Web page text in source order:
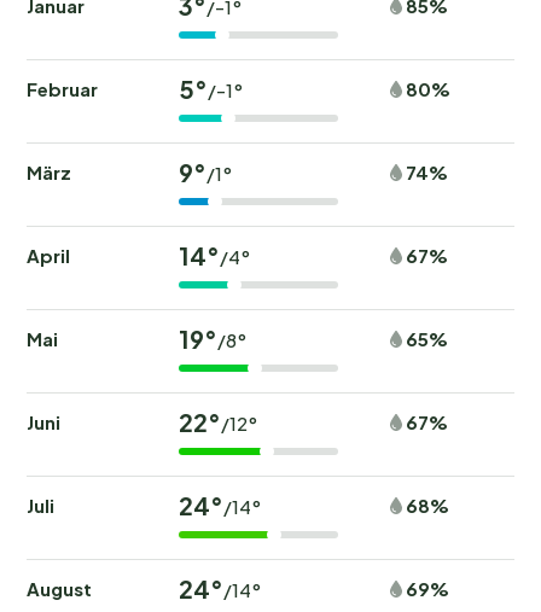
Januar /-1° 85%
Februar 5°/-1° 80%
März 9°/1° 74%
April 14°/4° 67%
Mai 19°/8° 65%
Juni 22°/12° 67%
Juli 24°/14° 68%
August 24°/14° 69%